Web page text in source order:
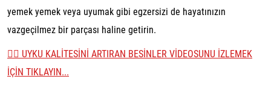
yemek yemek veya uyumak gibi egzersizi de hayatınızın
vazgeçilmez bir parçası haline getirin.
👉🏼 UYKU KALİTESİNİ ARTIRAN BESİNLER VİDEOSUNU İZLEMEK
İÇİN TIKLAYIN...